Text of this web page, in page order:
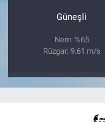
Güneşli
Nem: %65
Rüzgar: 9.61 m/s